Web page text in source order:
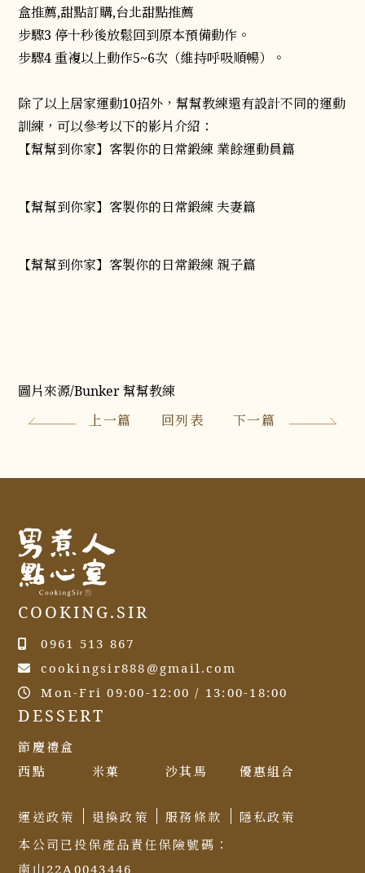
步驟3 停十秒後放鬆回到原本預備動作。
步驟4 重複以上動作5~6次（維持呼吸順暢）。
除了以上居家運動10招外，幫幫教練還有設計不同的運動
訓練，可以參考以下的影片介紹：
【幫幫到你家】客製你的日常鍛練 業餘運動員篇
【幫幫到你家】客製你的日常鍛練 夫妻篇
【幫幫到你家】客製你的日常鍛練 親子篇
圖片來源/Bunker 幫幫教練
上一篇
回列表 下一篇
COOKING.SIR
0961 513 867
cookingsir888@gmail.com
Mon-Fri 09:00-12:00 / 13:00-18:00
DESSERT
節慶禮盒
西點
米菓 沙其馬 優惠組合
運送政策 退換政策 服務條款
隱私政策
本公司已投保產品責任保險號碼：
南山22A0043446